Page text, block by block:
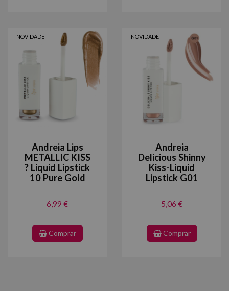
NOVIDADE
Andreia Lips
METALLIC KISS
? Liquid Lipstick
10 Pure Gold
6,99 €
Comprar
NOVIDADE
Andreia
Delicious Shinny
Kiss-Liquid
Lipstick G01
5,06 €
Comprar